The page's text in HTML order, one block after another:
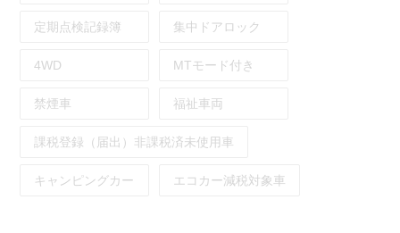
定期点検記録簿 集中ドアロック
4WD MTモード付き
禁煙車 福祉車両
課税登録（届出）非課税済未使用車
キャンピングカー エコカー減税対象車